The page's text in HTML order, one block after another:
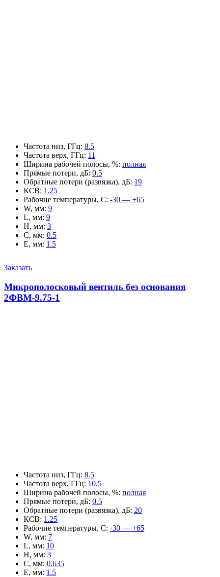
Частота низ, ГГц: 8.5
Частота верх, ГГц: 11
Ширина рабочей полосы, %: полная
Прямые потери, дБ: 0.5
Обратные потери (развязка), дБ: 19
КСВ: 1.25
Рабочие температуры, С: -30 — +65
W, мм: 9
L, мм: 9
H, мм: 3
C, мм: 0.5
E, мм: 1.5
Заказать
Микрополосковый вентиль без основания
2ФВМ-9.75-1
Частота низ, ГГц: 8.5
Частота верх, ГГц: 10.5
Ширина рабочей полосы, %: полная
Прямые потери, дБ: 0.5
Обратные потери (развязка), дБ: 20
КСВ: 1.25
Рабочие температуры, С: -30 — +65
W, мм: 7
L, мм: 10
H, мм: 3
C, мм: 0.635
E, мм: 1.5